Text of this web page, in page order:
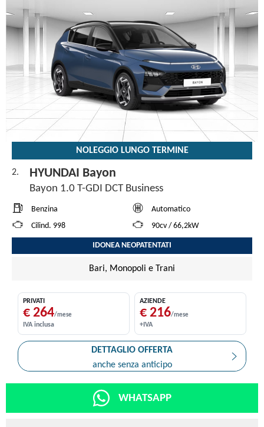
NOLEGGIO LUNGO TERMINE
2. HYUNDAI Bayon
Bayon 1.0 T-GDI DCT Business
Benzina
Automatico
Cilind. 998
90cv / 66,2kW
IDONEA NEOPATENTATI
Bari, Monopoli e Trani
PRIVATI
€ 264/mese
IVA inclusa
AZIENDE
€ 216/mese
+IVA
DETTAGLIO OFFERTA
anche senza anticipo
WHATSAPP